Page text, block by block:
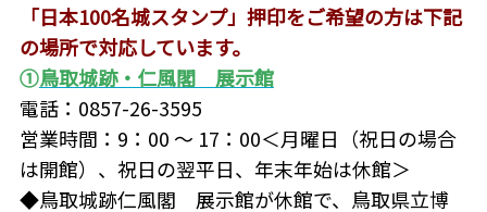
「日本100名城スタンプ」押印をご希望の方は下記
の場所で対応しています。
①鳥取城跡・仁風閣 展示館
電話：0857-26-3595
営業時間：9：00 ～ 17：00＜月曜日（祝日の場合
は開館）、祝日の翌平日、年末年始は休館＞
◆鳥取城跡仁風閣 展示館が休館で、鳥取県立博